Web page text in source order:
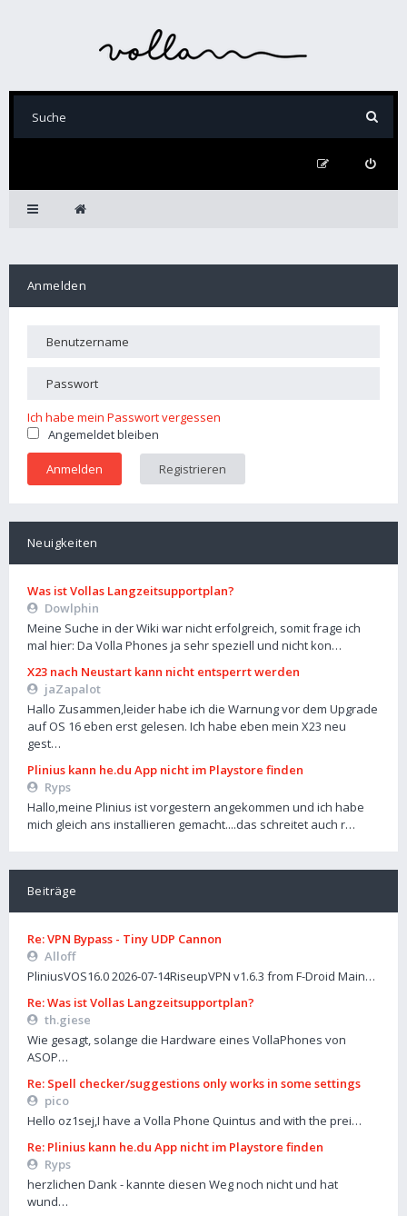
Anmelden
Ich habe mein Passwort vergessen
Angemeldet bleiben
Registrieren
Neuigkeiten
Was ist Vollas Langzeitsupportplan?
Dowlphin
Meine Suche in der Wiki war nicht erfolgreich, somit frage ich
mal hier: Da Volla Phones ja sehr speziell und nicht kon…
X23 nach Neustart kann nicht entsperrt werden
jaZapalot
Hallo Zusammen,leider habe ich die Warnung vor dem Upgrade
auf OS 16 eben erst gelesen. Ich habe eben mein X23 neu
gest…
Plinius kann he.du App nicht im Playstore finden
Ryps
Hallo,meine Plinius ist vorgestern angekommen und ich habe
mich gleich ans installieren gemacht....das schreitet auch r…
Beiträge
Re: VPN Bypass - Tiny UDP Cannon
Alloff
PliniusVOS16.0 2026-07-14RiseupVPN v1.6.3 from F-Droid Main…
Re: Was ist Vollas Langzeitsupportplan?
th.giese
Wie gesagt, solange die Hardware eines VollaPhones von
ASOP…
Re: Spell checker/suggestions only works in some settings
pico
Hello oz1sej,I have a Volla Phone Quintus and with the prei…
Re: Plinius kann he.du App nicht im Playstore finden
Ryps
herzlichen Dank - kannte diesen Weg noch nicht und hat
wund…